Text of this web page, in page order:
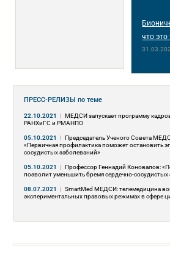
что это
ПРЕСС-РЕЛИЗЫпо теме
22.10.2021 | МЕДСИ запускает программу
РАНХиГC и РМАНПО
05.10.2021 | Председатель Ученого Совета
«Первичная профилактика поможет остановить
сосудистых заболеваний»
05.10.2021 | Профессор Геннадий Коновалов:
позволит уменьшить бремя сердечно-сосудистых
08.07.2021 | SmartMed МЕДСИ: телемедицина
экспериментальных правовых режимах в сфере